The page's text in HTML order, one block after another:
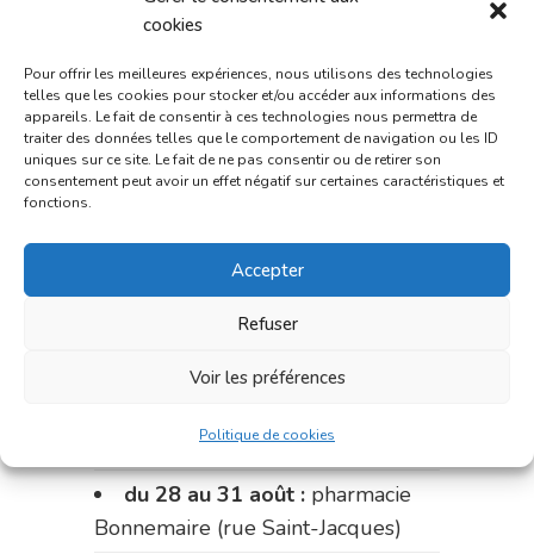
cookies
Pour offrir les meilleures expériences, nous utilisons des technologies
telles que les cookies pour stocker et/ou accéder aux informations des
appareils. Le fait de consentir à ces technologies nous permettra de
traiter des données telles que le comportement de navigation ou les ID
uniques sur ce site. Le fait de ne pas consentir ou de retirer son
consentement peut avoir un effet négatif sur certaines caractéristiques et
fonctions.
Accepter
Refuser
Voir les préférences
Politique de cookies
Bonnemaire (rue Saint-Jacques)
du 15 au 17 août :pharmacie
du marché (2 allées Aristide
Le 17 août :pharmacie
Charignon-Dumas (La Fouillade)
du 17 au 21 août :
Palobart (Laguépie)
Dupont (place de la République)
du 28 au 31 août : pharmacie
Bonnemaire (rue Saint-Jacques)